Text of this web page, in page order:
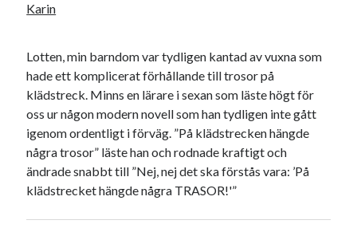
Karin
Lotten, min barndom var tydligen kantad av vuxna som
hade ett komplicerat förhållande till trosor på
klädstreck. Minns en lärare i sexan som läste högt för
oss ur någon modern novell som han tydligen inte gått
igenom ordentligt i förväg. ”På klädstrecken hängde
några trosor” läste han och rodnade kraftigt och
ändrade snabbt till ”Nej, nej det ska förstås vara: ’På
klädstrecket hängde några TRASOR!'”